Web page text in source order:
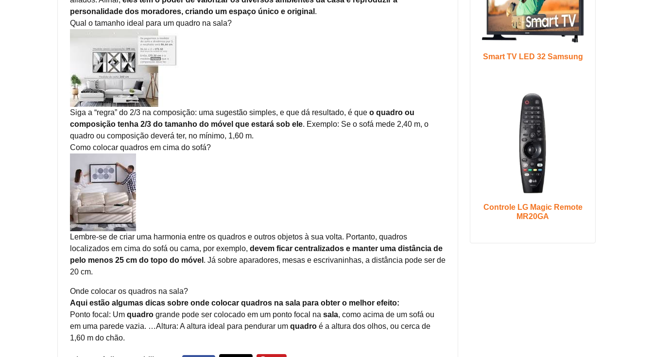
personalidade dos moradores, criando um espaço único e original .
Qual o tamanho ideal para um quadro na sala?
Siga a “regra” do 2/3 na composição: uma sugestão simples, e que dá resultado, é que o quadro ou
composição tenha 2/3 do tamanho do móvel que estará sob ele. Exemplo: Se o sofá mede 2,40 m, o
quadro ou composição deverá ter, no mínimo, 1,60 m.
Como colocar quadros em cima do sofá?
Lembre-se de criar uma harmonia entre os quadros e outros objetos à sua volta. Portanto, quadros
localizados em cima do sofá ou cama, por exemplo, devem ficar centralizados e manter uma distância de
pelo menos 25 cm do topo do móvel . Já sobre aparadores, mesas e escrivaninhas, a distância pode ser de
20 cm.
Onde colocar os quadros na sala?
Aqui estão algumas dicas sobre onde colocar quadros na sala para obter o melhor efeito:
Ponto focal: Um quadro grande pode ser colocado em um ponto focal na sala, como acima de um sofá ou
em uma parede vazia. …Altura: A altura ideal para pendurar um quadro é a altura dos olhos, ou cerca de
1,60 m do chão.
Smart TV LED 32 Samsung
Controle LG Magic Remote
MR20GA